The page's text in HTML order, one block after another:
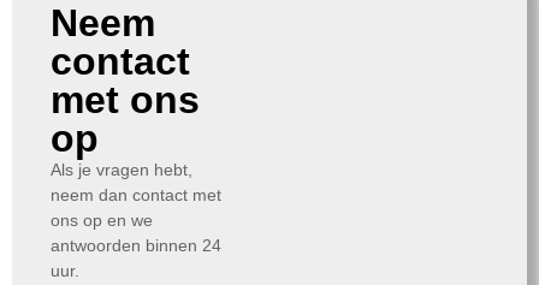
Neem
contact
met ons
op
Als je vragen hebt,
neem dan contact met
ons op en we
antwoorden binnen 24
uur.